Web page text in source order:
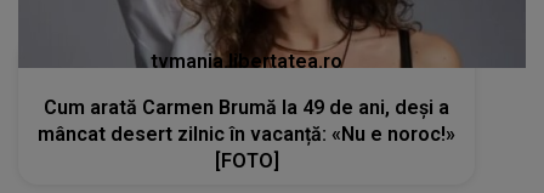
tvmania.libertatea.ro
Cum arată Carmen Brumă la 49 de ani, deși a
mâncat desert zilnic în vacanță: «Nu e noroc!»
[FOTO]